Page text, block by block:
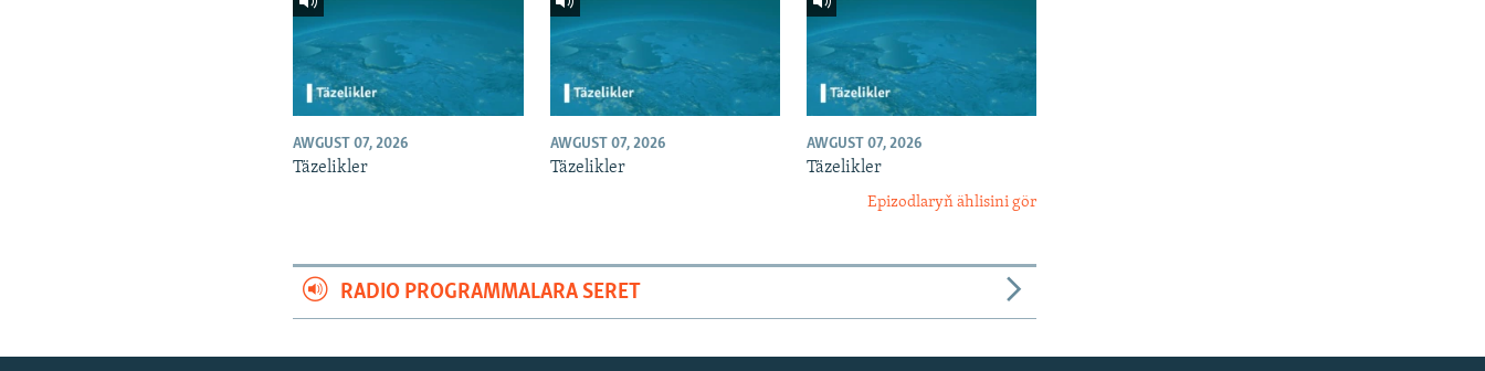
AWGUST 07, 2026
Täzelikler
AWGUST 07, 2026
Täzelikler
AWGUST 07, 2026
Täzelikler
Epizodlaryň ählisini gör
RADIO PROGRAMMALARA SERET